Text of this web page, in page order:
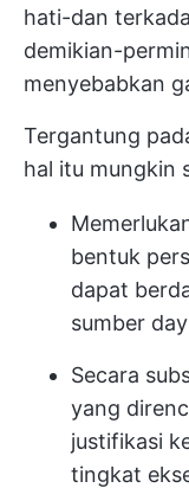
hati-dan
demikian-
menyebabkan
Tergantung
hal itu mungkin
bentuk
dapat
sumber
Secara
yang
justifikasi
tingkat